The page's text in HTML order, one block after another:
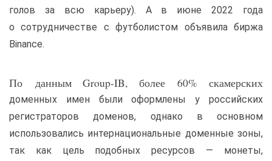
голов за всю карьеру). А в июне 2022 года
о сотрудничестве с футболистом объявила биржа
Binance.
По данным Group-IB, более 60% скамерских
доменных имен были оформлены у российских
регистраторов доменов, однако в основном
использовались интернациональные доменные зоны,
так как цель подобных ресурсов — монеты,